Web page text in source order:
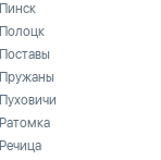
Пинск
Полоцк
Поставы
Пружаны
Пуховичи
Ратомка
Речица